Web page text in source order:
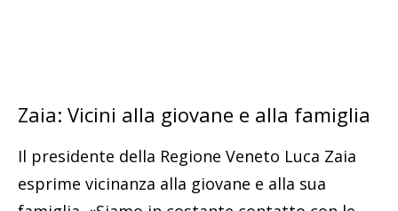
Zaia: Vicini alla giovane e alla famiglia
Il presidente della Regione Veneto Luca Zaia
esprime vicinanza alla giovane e alla sua